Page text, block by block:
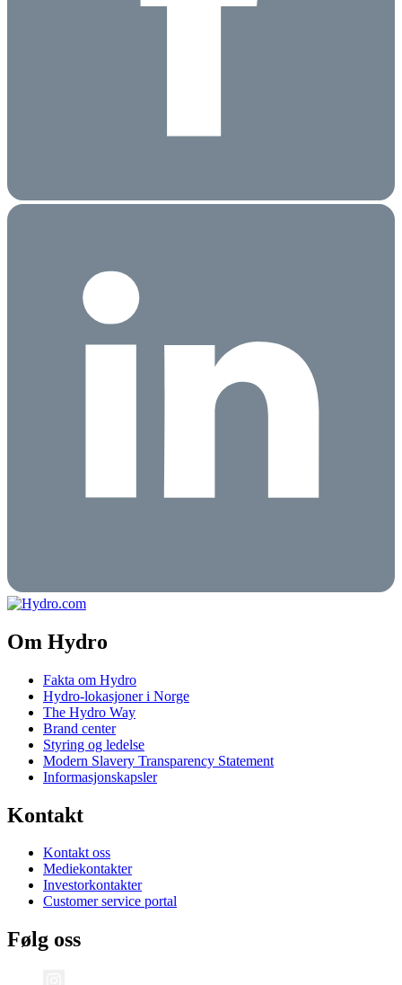
Om Hydro
Fakta om Hydro
Hydro-lokasjoner i Norge
The Hydro Way
Brand center
Styring og ledelse
Modern Slavery Transparency Statement
Informasjonskapsler
Kontakt
Kontakt oss
Mediekontakter
Investorkontakter
Customer service portal
Følg oss